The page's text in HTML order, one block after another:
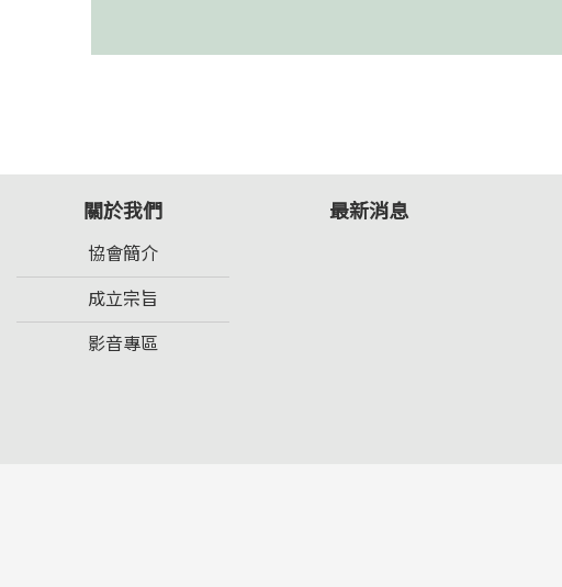
關於我們
協會簡介
成立宗旨
影音專區
最新消息